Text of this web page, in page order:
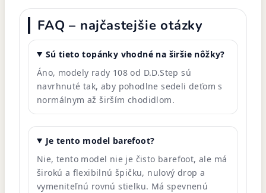
FAQ – najčastejšie otázky
Sú tieto topánky vhodné na širšie nôžky?
Áno, modely rady 108 od D.D.Step sú
navrhnuté tak, aby pohodlne sedeli deťom s
normálnym až širším chodidlom.
Je tento model barefoot?
Nie, tento model nie je čisto barefoot, ale má
širokú a flexibilnú špičku, nulový drop a
vymeniteľnú rovnú stielku. Má spevnenú